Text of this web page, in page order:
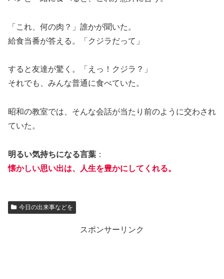
「これ、何の肉？」誰かが聞いた。
給食当番が答える。「クジラだって」
すると友達が驚く。「えっ！クジラ？」
それでも、みんな普通に食べていた。
昭和の教室では、そんな会話が当たり前のように交わされ
ていた。
明るい気持ちになる言葉 ：
懐かしい思い出は、人生を豊かにしてくれる。
今日の出来事などを
スポンサーリンク